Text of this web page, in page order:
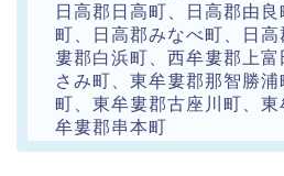
日高郡日高町、日高郡由
町、日高郡みなべ町、日
婁郡白浜町、西牟婁郡上
さみ町、東牟婁郡那智勝
町、東牟婁郡古座川町、
牟婁郡串本町